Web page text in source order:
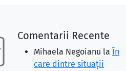
Comentarii Recente
Mihaela Negoianu la În
care dintre situaţii